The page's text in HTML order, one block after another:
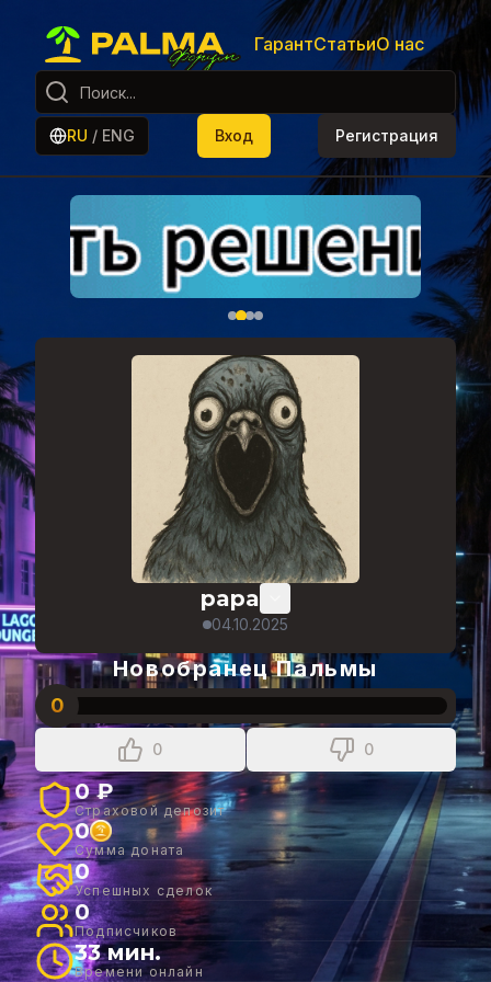
ГарантСтатьиО нас
RU / ENG Вход Регистрация
papa
04.10.2025
Новобранец Пальмы
0
0 0
0 ₽
Страховой депозит
0
Сумма доната
0
Успешных сделок
0
Подписчиков
33 мин.
Времени онлайн